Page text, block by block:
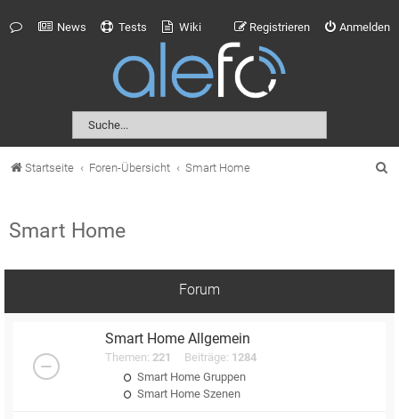
News Tests Wiki Anmelden
Registrieren
Startseite Foren-Übersicht Smart Home
Smart Home
Forum
Smart Home Allgemein
Themen: 221 Beiträge: 1284
Smart Home Gruppen
Smart Home Szenen